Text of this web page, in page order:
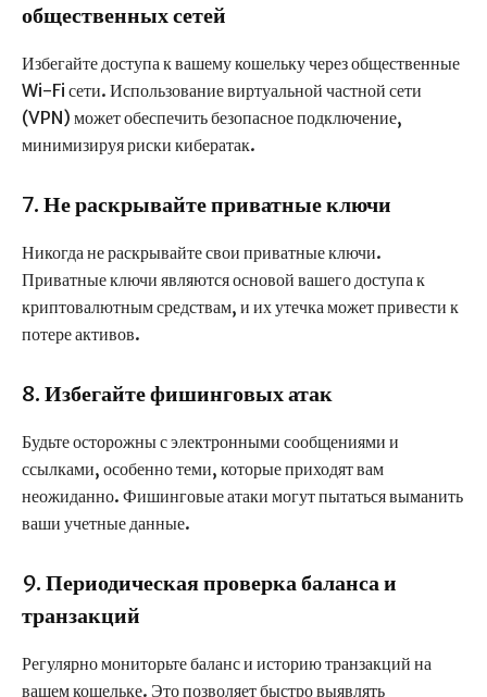
общественных сетей
Избегайте доступа к вашему кошельку через общественные
Wi-Fi сети. Использование виртуальной частной сети
(VPN) может обеспечить безопасное подключение,
минимизируя риски кибератак.
7. Не раскрывайте приватные ключи
Никогда не раскрывайте свои приватные ключи.
Приватные ключи являются основой вашего доступа к
криптовалютным средствам, и их утечка может привести к
потере активов.
8. Избегайте фишинговых атак
Будьте осторожны с электронными сообщениями и
ссылками, особенно теми, которые приходят вам
неожиданно. Фишинговые атаки могут пытаться выманить
ваши учетные данные.
9. Периодическая проверка баланса и
транзакций
Регулярно мониторьте баланс и историю транзакций на
вашем кошельке. Это позволяет быстро выявлять